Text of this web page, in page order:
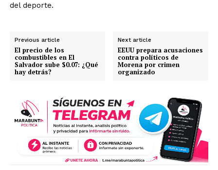
del deporte.
Previous article
El precio de los
combustibles en El
Salvador sube $0.07: ¿Qué
hay detrás?
Next article
EEUU prepara acusaciones
contra políticos de
Morena por crimen
organizado